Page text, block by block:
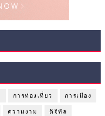
การท่องเที่ยว
การเมือง
ความงาม
ดิจิทัล